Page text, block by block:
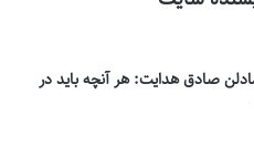
صادق هدایت: هر آنچه باید در